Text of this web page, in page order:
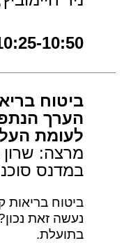
10:50
ביטוח
הערך
לעומת
מרצה:
במדנס
ביטוח בריאות
נעשה זאת
בתועלת.